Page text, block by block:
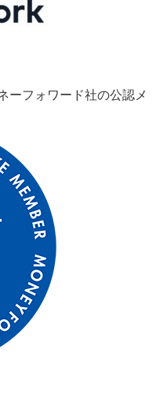
フォワード社の公認メ